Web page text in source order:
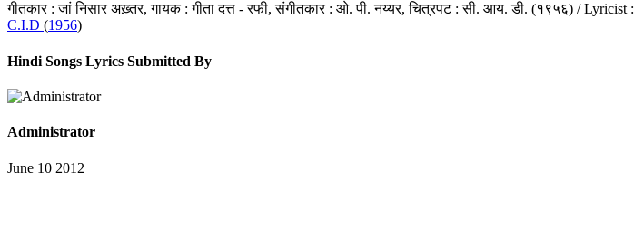
गीतकार : जां निसार अख़्तर, गायक : गीता दत्त - रफी, संगीतकार : ओ. पी. नय्यर, चित्रपट : सी. आय. डी. (१९५६) / Lyricist :
C.I.D (1956)
Hindi Songs Lyrics Submitted By
Administrator
June 10 2012